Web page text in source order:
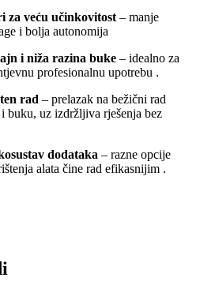
za veću učinkovitost – manje
i bolja autonomija
i niža razina buke – idealno za
profesionalnu upotrebu .
rad – prelazak na bežični rad
buku, uz izdržljiva rješenja bez
dodataka – razne opcije
alata čine rad efikasnijim .